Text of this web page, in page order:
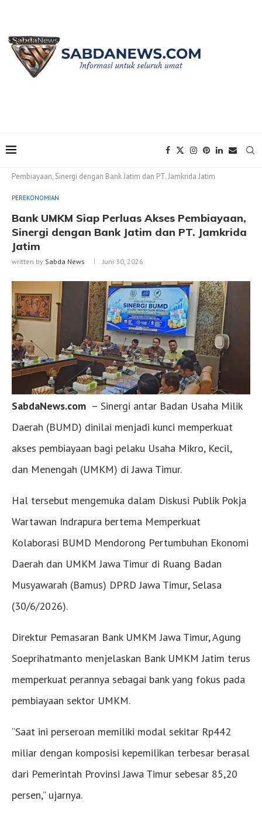
Pembiayaan, Sinergi dengan Bank Jatim dan PT. Jamkrida Jatim
PEREKONOMIAN
Bank UMKM Siap Perluas Akses Pembiayaan,
Sinergi dengan Bank Jatim dan PT. Jamkrida
Jatim
written by Sabda News Juni 30, 2026
SabdaNews.com – Sinergi antar Badan Usaha Milik
Daerah (BUMD) dinilai menjadi kunci memperkuat
akses pembiayaan bagi pelaku Usaha Mikro, Kecil,
dan Menengah (UMKM) di Jawa Timur.
Hal tersebut mengemuka dalam Diskusi Publik Pokja
Wartawan Indrapura bertema Memperkuat
Kolaborasi BUMD Mendorong Pertumbuhan Ekonomi
Daerah dan UMKM Jawa Timur di Ruang Badan
Musyawarah (Bamus) DPRD Jawa Timur, Selasa
(30/6/2026).
Direktur Pemasaran Bank UMKM Jawa Timur, Agung
Soeprihatmanto menjelaskan Bank UMKM Jatim terus
memperkuat perannya sebagai bank yang fokus pada
pembiayaan sektor UMKM.
“Saat ini perseroan memiliki modal sekitar Rp442
miliar dengan komposisi kepemilikan terbesar berasal
dari Pemerintah Provinsi Jawa Timur sebesar 85,20
persen,” ujarnya.